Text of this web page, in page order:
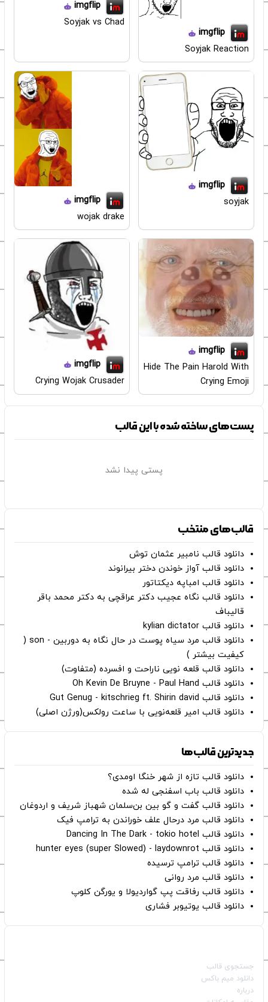
imgflip
Soyjak Reaction
imgflip
Soyjak vs Chad
imgflip
soyjak
imgflip
wojak drake
imgflip
Hide The Pain Harold With
Crying Emoji
imgflip
Crying Wojak Crusader
پست‌های ساخته شده با این قالب
پستی پیدا نشد
قالب‌های منتخب
دانلود قالب نامبیر عثمان ‌توش
دانلود قالب آواز خوندن دختر بیرانوند
دانلود قالب امباپه دیکتاتور
دانلود قالب نگاه عجیب دکتر عراقچی به دکتر محمد باقر
قالیباف
دانلود قالب kylian dictator
دانلود قالب مرد سیاه پوست در حال نگاه به دوربین - son (
کیفیت بیشتر )
دانلود قالب قلعه نویی ناراحت و افسرده (متفاوت)
دانلود قالب Oh Kevin De Bruyne - Paul Hand
دانلود قالب Gut Genug - kitschrieg ft. Shirin david
دانلود قالب امیر قلعه‌نویی با ساعت رولکس(ورژن اصلی)
جدیدترین قالب‌ها
دانلود قالب تازه از شهر خنگا اومدی؟
دانلود قالب باب اسفنجی له شده
دانلود قالب گفت و گو بین بن‌سلمان شهباز شریف و اردوغان
دانلود قالب مرد درحال علف خوراندن به ترامپ فیک
دانلود قالب Dancing In The Dark - tokio hotel
دانلود قالب hunter eyes (super Slowed) - laydownrot
دانلود قالب ترامپ ترسیده
دانلود قالب مرد روانی
دانلود قالب رفاقت پپ گواردیولا و یورگن کلوپ
دانلود قالب یوتیوبر فشاری
جستجوی قالب
دانلود میم باکس
درباره